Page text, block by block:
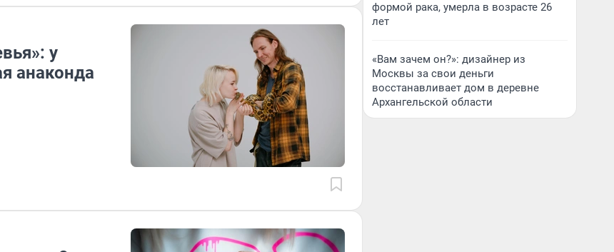
у
анаконда
формой рака, умерла в возрасте 26
лет
«Вам зачем он?»: дизайнер из
Москвы за свои деньги
восстанавливает дом в деревне
Архангельской области